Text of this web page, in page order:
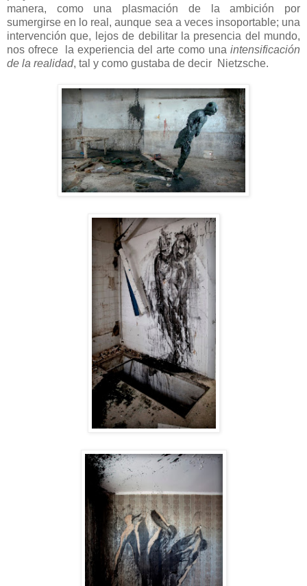
manera, como una plasmación de la ambición por
sumergirse en lo real, aunque sea a veces insoportable; una
intervención que, lejos de debilitar la presencia del mundo,
nos ofrece la experiencia del arte como una intensificación
de la realidad, tal y como gustaba de decir Nietzsche.